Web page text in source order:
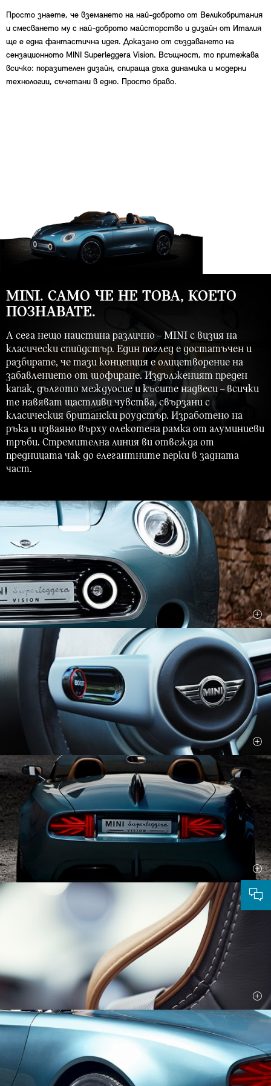
Просто знаете, че вземането на най-доброто от Великобритания
и смесването му с най-доброто майсторство и дизайн от Италия
ще е една фантастична идея. Доказано от създаването на
сензационното MINI Superleggera Vision. Всъщност, то притежава
всичко: поразителен дизайн, спираща дъха динамика и модерни
технологии, съчетани в едно. Просто браво.
MINI. САМО ЧЕ НЕ ТОВА, КОЕТО
ПОЗНАВАТЕ.
А сега нещо наистина различно – MINI с визия на
класически спийдстър. Един поглед е достатъчен и
разбирате, че тази концепция е олицетворение на
забавлението от шофиране. Издълженият преден
капак, дългото междуосие и късите надвеси – всички
те навяват щастливи чувства, свързани с
класическия британски роудстър. Изработено на
ръка и изваяно върху олекотена рамка от алуминиеви
тръби. Стремителна линия ви отвежда от
предницата чак до елегантните перки в задната
част.